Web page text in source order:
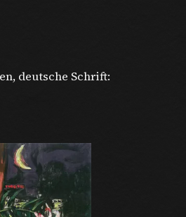
deutsche Schrift: